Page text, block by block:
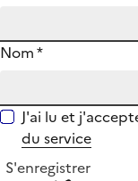
Nom*
J'ai lu et
du service
S'enregistrer